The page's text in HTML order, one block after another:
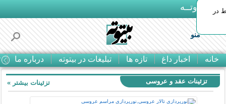
بـیتوتــه
منو
خانه اخبار داغ تازه ها تبلیغات در بیتوته درباره ما
در
تزئینات عقد و عروسی تزئینات بیشتر »